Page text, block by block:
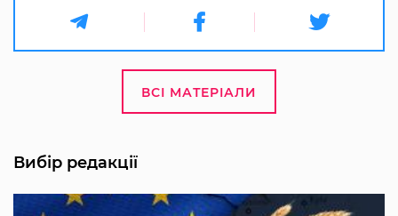
ВСІ МАТЕРІАЛИ
Вибір редакції